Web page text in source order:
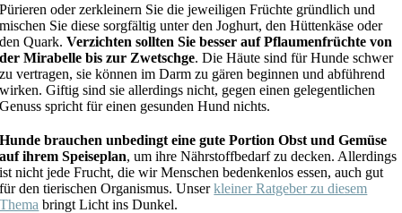
Pürieren oder zerkleinern Sie die jeweiligen Früchte gründlich und
mischen Sie diese sorgfältig unter den Joghurt, den Hüttenkäse oder
den Quark.Verzichten sollten Sie besser auf Pflaumenfrüchte von
der Mirabelle bis zur Zwetschge. Die Häute sind für Hunde schwer
zu vertragen, sie können im Darm zu gären beginnen und abführend
wirken. Giftig sind sie allerdings nicht, gegen einen gelegentlichen
Genuss spricht für einen gesunden Hund nichts.
Hunde brauchen unbedingt eine gute Portion Obst und Gemüse
auf ihrem Speiseplan, um ihre Nährstoffbedarf zu decken. Allerdings
ist nicht jede Frucht, die wir Menschen bedenkenlos essen, auch gut
für den tierischen Organismus. Unserkleiner Ratgeber zu diesem
Thema bringt Licht ins Dunkel.